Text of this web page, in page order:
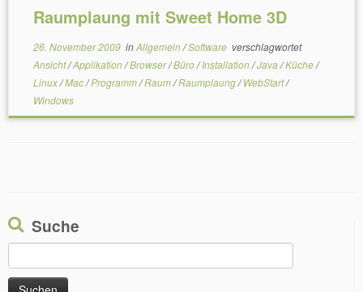
Raumplaung mit Sweet Home 3D
26. November 2009inAllgemein/Software verschlagwortet
Ansicht/Applikation/Browser/Büro/Installation/Java/Küche/
Linux/Mac/Programm/Raum/Raumplaung/WebStart/
Windows
Suche
nach: